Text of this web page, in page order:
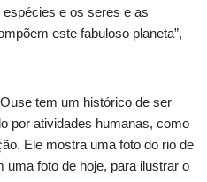
e os seres e as
este fabuloso planeta”,
tem um histórico de ser
por atividades humanas, como
Ele mostra uma foto do rio de
uma foto de hoje, para ilustrar o